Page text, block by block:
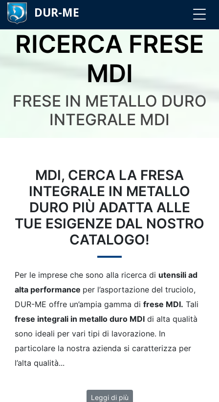
DUR-ME
RICERCA FRESE
MDI
FRESE IN METALLO DURO
INTEGRALE MDI
MDI, CERCA LA FRESA
INTEGRALE IN METALLO
DURO PIÙ ADATTA ALLE
TUE ESIGENZE DAL NOSTRO
CATALOGO!
Per le imprese che sono alla ricerca di utensili ad
alta performance per l’asportazione del truciolo,
DUR-ME offre un’ampia gamma di frese MDI. Tali
frese integrali in metallo duro MDI di alta qualità
sono ideali per vari tipi di lavorazione. In
particolare la nostra azienda si caratterizza per
l’alta qualità...
Leggi di più